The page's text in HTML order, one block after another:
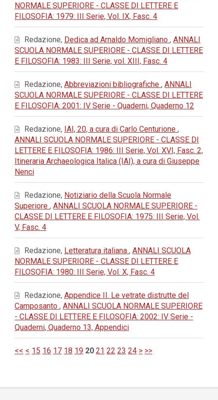
NORMALE SUPERIORE - CLASSE DI LETTERE E
FILOSOFIA: 1979: III Serie, Vol. IX, Fasc. 4
Redazione, Dedica ad Arnaldo Momigliano , ANNALI
SCUOLA NORMALE SUPERIORE - CLASSE DI LETTERE
E FILOSOFIA: 1983: III Serie, vol. XIII, Fasc. 4
Redazione, Abbreviazioni bibliografiche , ANNALI
SCUOLA NORMALE SUPERIORE - CLASSE DI LETTERE
E FILOSOFIA: 2001: IV Serie - Quaderni, Quaderno 12
Redazione, IAI, 20, a cura di Carlo Centurione ,
ANNALI SCUOLA NORMALE SUPERIORE - CLASSE DI
LETTERE E FILOSOFIA: 1986: III Serie, Vol. XVI, Fasc. 2,
Itineraria Archaeologica Italica (IAI), a cura di Giuseppe
Nenci
Redazione, Notiziario della Scuola Normale
Superiore , ANNALI SCUOLA NORMALE SUPERIORE -
CLASSE DI LETTERE E FILOSOFIA: 1975: III Serie, Vol.
V, Fasc. 4
Redazione, Letteratura italiana , ANNALI SCUOLA
NORMALE SUPERIORE - CLASSE DI LETTERE E
FILOSOFIA: 1980: III Serie, Vol. X, Fasc. 4
Redazione, Appendice II. Le vetrate distrutte del
Camposanto , ANNALI SCUOLA NORMALE SUPERIORE
- CLASSE DI LETTERE E FILOSOFIA: 2002: IV Serie -
Quaderni, Quaderno 13, Appendici
<< < 15 16 17 18 19 20 21 22 23 24 > >>